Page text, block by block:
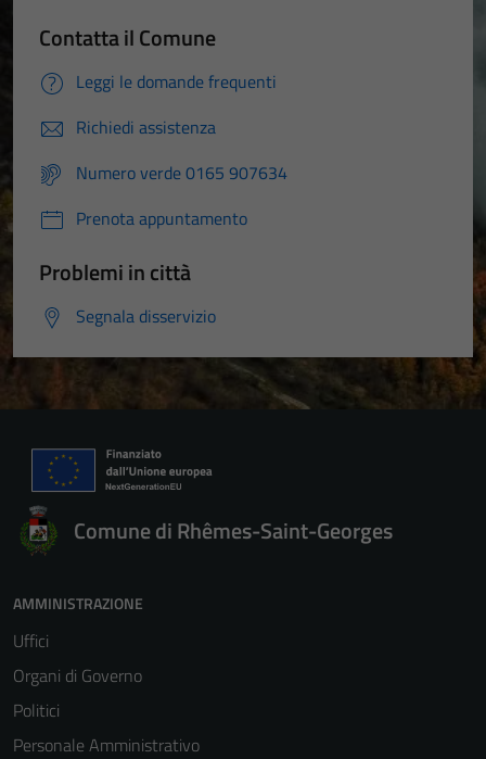
Contatta il Comune
Leggi le domande frequenti
Richiedi assistenza
Numero verde 0165 907634
Prenota appuntamento
Problemi in città
Segnala disservizio
Comune di Rhêmes-Saint-Georges
AMMINISTRAZIONE
Uffici
Organi di Governo
Politici
Personale Amministrativo